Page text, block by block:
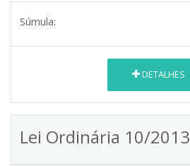
Súmula:
DETALHES
Lei Ordinária 10/2013